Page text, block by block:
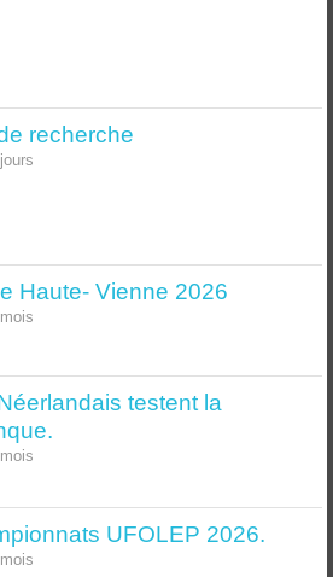
recherche
Haute- Vienne 2026
testent la
UFOLEP 2026.